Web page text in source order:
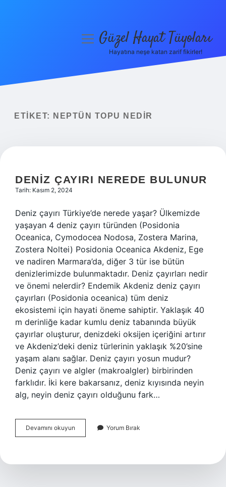
Yasal Uyarı
menüyüGüzel Hayat Tüyoları
Hayatına neşe katan zarif fikirler!
ETIKET: NEPTÜN TOPU NEDIR
DENIZ ÇAYIRI NEREDE BULUNUR
Tarih: Kasım 2, 2024
Deniz çayırı Türkiye’de nerede yaşar? Ülkemizde
yaşayan 4 deniz çayırı türünden (Posidonia
Oceanica, Cymodocea Nodosa, Zostera Marina,
Zostera Noltei) Posidonia Oceanica Akdeniz, Ege
ve nadiren Marmara’da, diğer 3 tür ise bütün
denizlerimizde bulunmaktadır. Deniz çayırları nedir
ve önemi nelerdir? Endemik Akdeniz deniz çayırı
çayırları (Posidonia oceanica) tüm deniz
ekosistemi için hayati öneme sahiptir. Yaklaşık 40
m derinliğe kadar kumlu deniz tabanında büyük
çayırlar oluşturur, denizdeki oksijen içeriğini artırır
ve Akdeniz’deki deniz türlerinin yaklaşık %20’sine
yaşam alanı sağlar. Deniz çayırı yosun mudur?
Deniz çayırı ve algler (makroalgler) birbirinden
farklıdır. İki kere bakarsanız, deniz kıyısında neyin
alg, neyin deniz çayırı olduğunu fark…
Devamını okuyun
Çayırı
Yorum Bırak